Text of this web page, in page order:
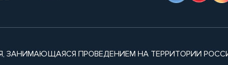
ЗАНИМАЮЩАЯСЯ ПРОВЕДЕНИЕМ НА ТЕРРИТОРИИ